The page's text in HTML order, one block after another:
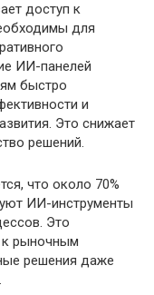
доступ к
для
ИИ-панелей
быстро
и
Это снижает
решений.
что около 70%
ИИ-инструменты
Это
к рыночным
решения даже